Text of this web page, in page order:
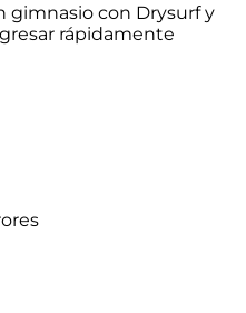
gimnasio con Drysurf y
rápidamente